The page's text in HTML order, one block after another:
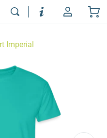
Imperial